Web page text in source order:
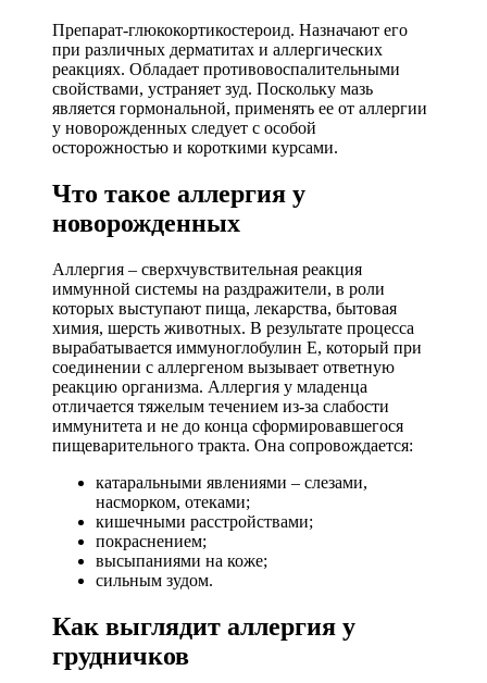
Препарат-глюкокортикостероид. Назначают его
при различных дерматитах и аллергических
реакциях. Обладает противовоспалительными
свойствами, устраняет зуд. Поскольку мазь
является гормональной, применять ее от аллергии
у новорожденных следует с особой
осторожностью и короткими курсами.
Что такое аллергия у
новорожденных
Аллергия – сверхчувствительная реакция
иммунной системы на раздражители, в роли
которых выступают пища, лекарства, бытовая
химия, шерсть животных. В результате процесса
вырабатывается иммуноглобулин Е, который при
соединении с аллергеном вызывает ответную
реакцию организма. Аллергия у младенца
отличается тяжелым течением из-за слабости
иммунитета и не до конца сформировавшегося
пищеварительного тракта. Она сопровождается:
катаральными явлениями – слезами,
насморком, отеками;
кишечными расстройствами;
покраснением;
высыпаниями на коже;
сильным зудом.
Как выглядит аллергия у
грудничков